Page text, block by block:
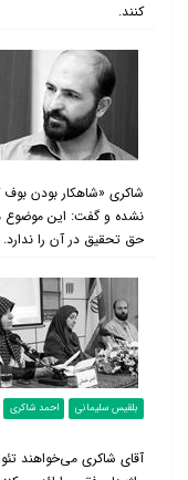
کنند.
شاکری «شاهکار بودن بوف
نشده و گفت: این
حق تحقیق در آن را ندارد.
بلقیس سلیمانی احمد شاکری
آقای شاکری می‌خواهند